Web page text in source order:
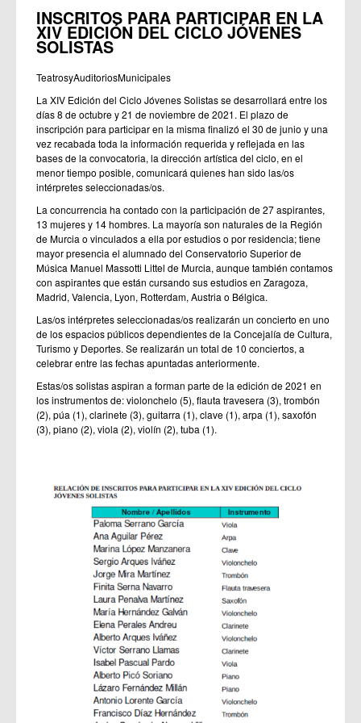
INSCRITOS PARA PARTICIPAR EN LA
XIV EDICIÓN DEL CICLO JÓVENES
SOLISTAS
TeatrosyAuditoriosMunicipales
La XIV Edición del Ciclo Jóvenes Solistas se desarrollará entre los
días 8 de octubre y 21 de noviembre de 2021. El plazo de
inscripción para participar en la misma finalizó el 30 de junio y una
vez recabada toda la información requerida y reflejada en las
bases de la convocatoria, la dirección artística del ciclo, en el
menor tiempo posible, comunicará quienes han sido las/os
intérpretes seleccionadas/os.
La concurrencia ha contado con la participación de 27 aspirantes,
13 mujeres y 14 hombres. La mayoría son naturales de la Región
de Murcia o vinculados a ella por estudios o por residencia; tiene
mayor presencia el alumnado del Conservatorio Superior de
Música Manuel Massotti Littel de Murcia, aunque también contamos
con aspirantes que están cursando sus estudios en Zaragoza,
Madrid, Valencia, Lyon, Rotterdam, Austria o Bélgica.
Las/os intérpretes seleccionadas/os realizarán un concierto en uno
de los espacios públicos dependientes de la Concejalía de Cultura,
Turismo y Deportes. Se realizarán un total de 10 conciertos, a
celebrar entre las fechas apuntadas anteriormente.
Estas/os solistas aspiran a forman parte de la edición de 2021 en
los instrumentos de: violonchelo (5), flauta travesera (3), trombón
(2), púa (1), clarinete (3), guitarra (1), clave (1), arpa (1), saxofón
(3), piano (2), viola (2), violín (2), tuba (1).